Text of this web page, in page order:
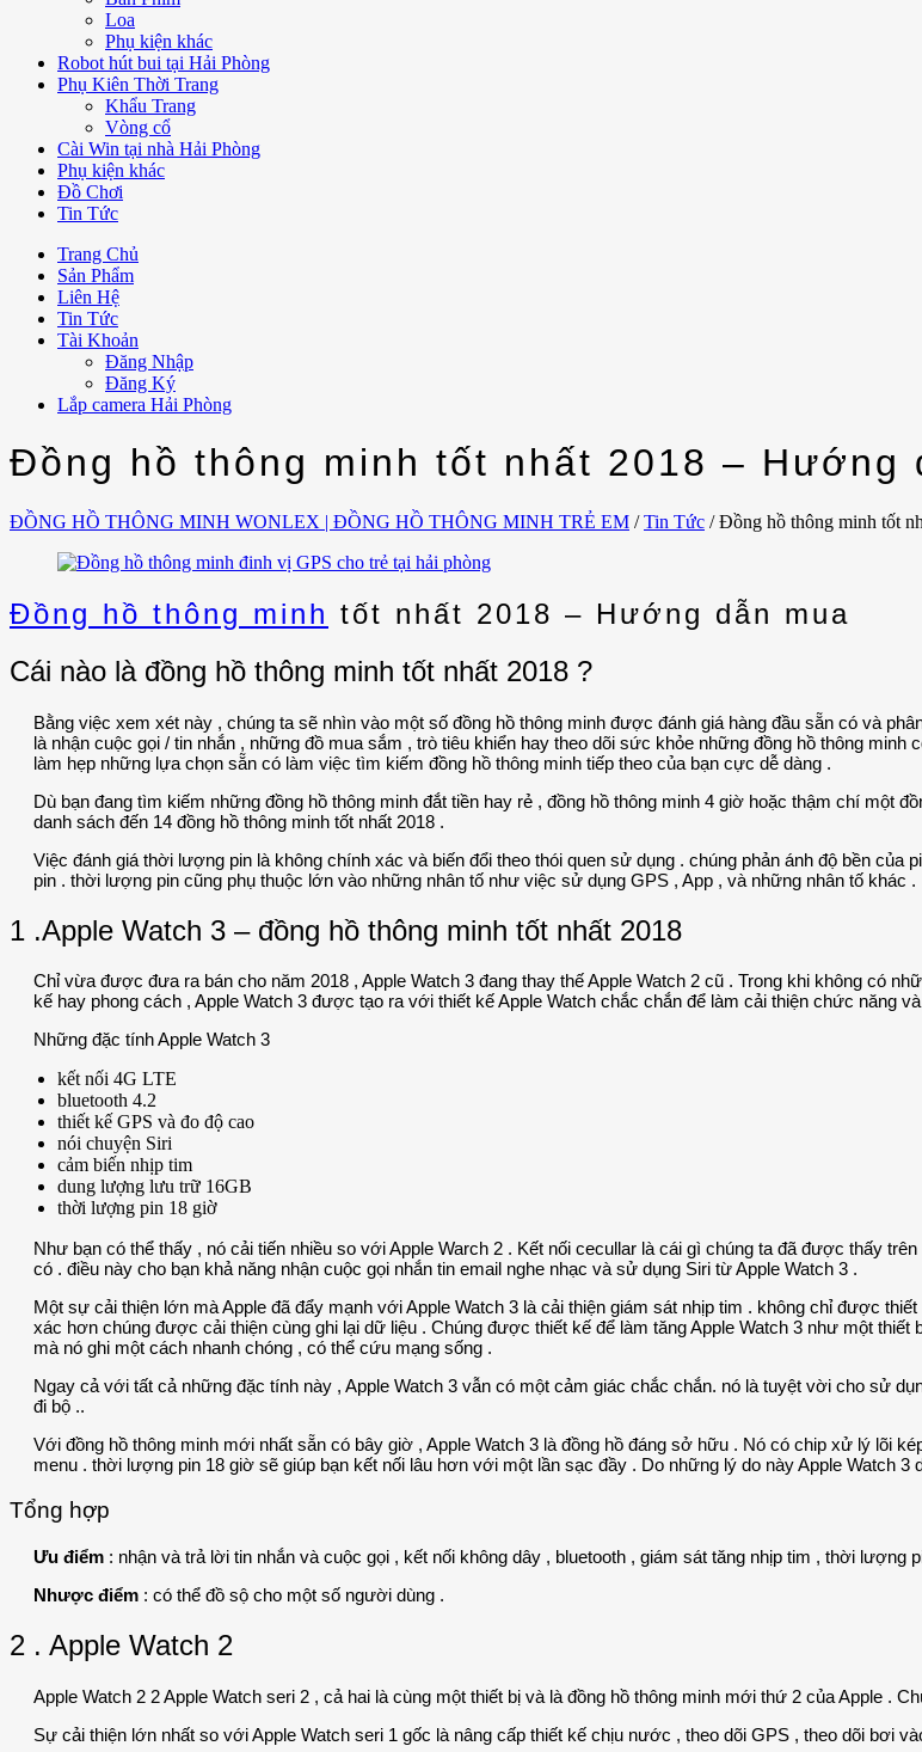
Loa
Phụ kiện khác
Robot hút bui tại Hải Phòng
Phụ Kiên Thời Trang
Khẩu Trang
Vòng cổ
Cài Win tại nhà Hải Phòng
Phụ kiện khác
Đồ Chơi
Tin Tức
Trang Chủ
Sản Phẩm
Liên Hệ
Tin Tức
Tài Khoản
Đăng Nhập
Đăng Ký
Lắp camera Hải Phòng
Đồng hồ thông minh tốt nhất 2018 – Hướng
ĐỒNG HỒ THÔNG MINH WONLEX | ĐỒNG HỒ THÔNG MINH TRẺ EM / Tin Tức / Đồng hồ thông minh tốt
Đồng hồ thông minh tốt nhất 2018 – Hướng dẫn mua
Cái nào là đồng hồ thông minh tốt nhất 2018 ?
Bằng việc xem xét này , chúng ta sẽ nhìn vào một số đồng hồ thông minh được đánh giá hàng đầu sẵn có và
là nhận cuộc gọi / tin nhắn , những đồ mua sắm , trò tiêu khiển hay theo dõi sức khỏe những đồng hồ thông
làm hẹp những lựa chọn sẵn có làm việc tìm kiếm đồng hồ thông minh tiếp theo của bạn cực dễ dàng .
Dù bạn đang tìm kiếm những đồng hồ thông minh đắt tiền hay rẻ , đồng hồ thông minh 4 giờ hoặc thậm chí một
danh sách đến 14 đồng hồ thông minh tốt nhất 2018 .
Việc đánh giá thời lượng pin là không chính xác và biến đổi theo thói quen sử dụng . chúng phản ánh độ bền
pin . thời lượng pin cũng phụ thuộc lớn vào những nhân tố như việc sử dụng GPS , App , và những nhân tố khác .
1 .Apple Watch 3 – đồng hồ thông minh tốt nhất 2018
Chỉ vừa được đưa ra bán cho năm 2018 , Apple Watch 3 đang thay thế Apple Watch 2 cũ . Trong khi không có
kế hay phong cách , Apple Watch 3 được tạo ra với thiết kế Apple Watch chắc chắn để làm cải thiện chức năng
Những đặc tính Apple Watch 3
kết nối 4G LTE
bluetooth 4.2
thiết kế GPS và đo độ cao
nói chuyện Siri
cảm biến nhịp tim
dung lượng lưu trữ 16GB
thời lượng pin 18 giờ
Như bạn có thể thấy , nó cải tiến nhiều so với Apple Warch 2 . Kết nối cecullar là cái gì chúng ta đã được thấy
có . điều này cho bạn khả năng nhận cuộc gọi nhắn tin email nghe nhạc và sử dụng Siri từ Apple Watch 3 .
Một sự cải thiện lớn mà Apple đã đẩy mạnh với Apple Watch 3 là cải thiện giám sát nhịp tim . không chỉ được thiết
xác hơn chúng được cải thiện cùng ghi lại dữ liệu . Chúng được thiết kế để làm tăng Apple Watch 3 như một
mà nó ghi một cách nhanh chóng , có thể cứu mạng sống .
Ngay cả với tất cả những đặc tính này , Apple Watch 3 vẫn có một cảm giác chắc chắn. nó là tuyệt vời cho sử
đi bộ ..
Với đồng hồ thông minh mới nhất sẵn có bây giờ , Apple Watch 3 là đồng hồ đáng sở hữu . Nó có chip xử lý lõi
menu . thời lượng pin 18 giờ sẽ giúp bạn kết nối lâu hơn với một lần sạc đầy . Do những lý do này Apple Watch 3
Tổng hợp
Ưu điểm : nhận và trả lời tin nhắn và cuộc gọi , kết nối không dây , bluetooth , giám sát tăng nhịp tim , thời lượng
Nhược điểm : có thể đồ sộ cho một số người dùng .
2 . Apple Watch 2
Apple Watch 2 2 Apple Watch seri 2 , cả hai là cùng một thiết bị và là đồng hồ thông minh mới thứ 2 của Apple .
Sự cải thiện lớn nhất so với Apple Watch seri 1 gốc là nâng cấp thiết kế chịu nước , theo dõi GPS , theo dõi bơi